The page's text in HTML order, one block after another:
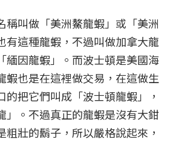
稱叫做「美洲鰲龍蝦」或「美洲
有這種龍蝦，不過叫做加拿大龍
緬因龍蝦」。而波士頓是美國海
蝦也是在這裡做交易，在這做生
的把它們叫成「波士頓龍蝦」，
」。不過真正的龍蝦是沒有大鉗
粗壯的鬍子，所以嚴格說起來，